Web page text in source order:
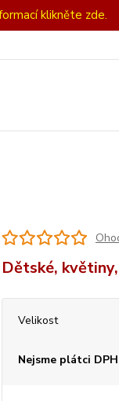
klikněte zde.
Dětské,
Velikost
Nejsme plátci DPH